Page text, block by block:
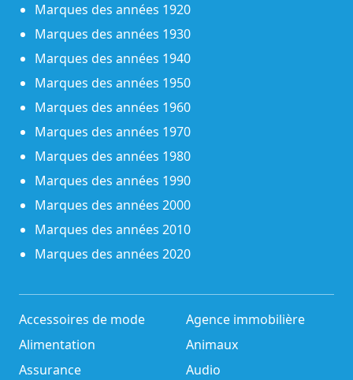
Marques des années 1920
Marques des années 1930
Marques des années 1940
Marques des années 1950
Marques des années 1960
Marques des années 1970
Marques des années 1980
Marques des années 1990
Marques des années 2000
Marques des années 2010
Marques des années 2020
Accessoires de mode
Agence immobilière
Alimentation
Animaux
Assurance
Audio